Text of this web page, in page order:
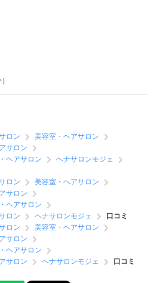
ロン
美容室・ヘアサロン
サロン
ヘアサロン
ヘナサロンモジェ
ロン
美容室・ヘアサロン
サロン
ヘアサロン
ロン
ヘナサロンモジェ
口コミ
ロン
美容室・ヘアサロン
サロン
ヘアサロン
サロン
ヘナサロンモジェ 口コミ